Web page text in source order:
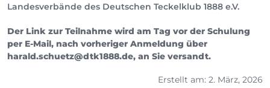
Landesverbände des Deutschen Teckelklub 1888 e.V.
Der Link zur Teilnahme wird am Tag vor der Schulung
per E-Mail, nach vorheriger Anmeldung über
harald.schuetz@dtk1888.de, an Sie versandt.
Erstellt am: 2. März, 2026